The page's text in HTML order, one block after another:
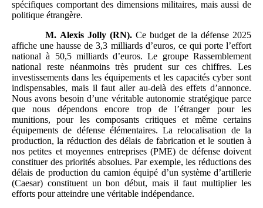
spécifiques comportant des dimensions militaires, mais aussi de
politique étrangère.
M. Alexis Jolly (RN).Ce budget de la défense 2025
affiche une hausse de 3,3 milliards d’euros, ce qui porte l’effort
national à 50,5 milliards d’euros. Le groupe Rassemblement
national reste néanmoins très prudent sur ces chiffres. Les
investissements dans les équipements et les capacités cyber sont
indispensables, mais il faut aller au-delà des effets d’annonce.
Nous avons besoin d’une véritable autonomie stratégique parce
que nous dépendons encore trop de l’étranger pour les
munitions, pour les composants critiques et même certains
équipements de défense élémentaires. La relocalisation de la
production, la réduction des délais de fabrication et le soutien à
nos petites et moyennes entreprises (PME) de défense doivent
constituer des priorités absolues. Par exemple, les réductions des
délais de production du camion équipé d’un système d’artillerie
(Caesar) constituent un bon début, mais il faut multiplier les
efforts pour atteindre une véritable indépendance.